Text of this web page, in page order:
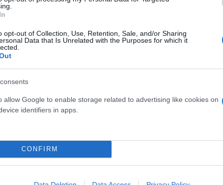
opt-out of Collection, Use, Retention, Sale, and/or Sharing
Data that Is Unrelated with the Purposes for which it
allow Google to enable storage related to advertising like cookies on
identifiers in apps.
CONFIRM
και παίξαμε όπως έπρεπε»
«Τον απολαύσαμε να διαμορφώνει
τις ευκαιρίες που
«Ήταν αυστηρός, έβγαζε κίτρινες πολύ